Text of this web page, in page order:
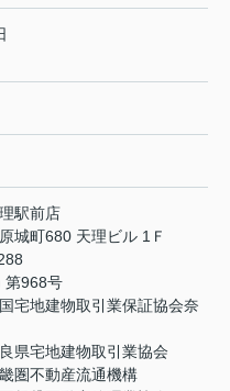
駅前店
城町680 天理ビル 1Ｆ
第968号
宅地建物取引業保証協会奈
県宅地建物取引業協会
圏不動産流通機構